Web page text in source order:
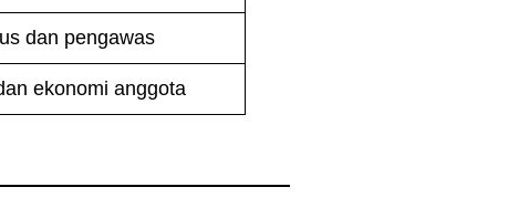
dan pengawas
ekonomi anggota